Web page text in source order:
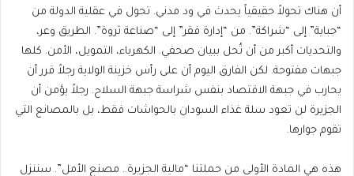
أن هناك تحولاً حقيقياً يحدث في ود مدني. تحول في عقلية الدولة من
“جباية” إلى “شراكة”. من “إدارة فقر” إلى “صناعة ثروة”. الطريق وعر،
والتحديات أكبر من أن تُحل ببيان صحفي. الكهرباء، التمويل، الأمن. كلها
جبهات مفتوحة. لكن الفارق اليوم أن على رأس خزينة الولاية رجلاً قرر أن
يحارب في جبهة الاقتصاد بنفس شراسة جبهة السلاح. رجلاً يؤمن أن
الجزيرة لن تعود سلة غذاء السودان بالحواشات فقط، بل بالمصانع التي
تقوم جوارها.
هذه هي المادة الأولى من حملتنا “مالية الجزيرة.. مصنع الأمل”. سننزل